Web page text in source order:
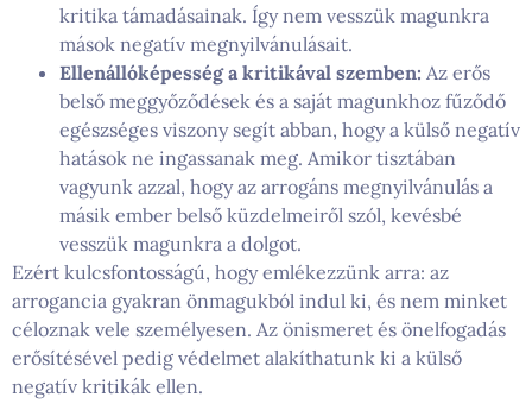
kritika támadásainak. Így nem vesszük magunkra
mások negatív megnyilvánulásait.
Ellenállóképesség a kritikával szemben: Az erős
belső meggyőződések és a saját magunkhoz fűződő
egészséges viszony segít abban, hogy a külső negatív
hatások ne ingassanak meg. Amikor tisztában
vagyunk azzal, hogy az arrogáns megnyilvánulás a
másik ember belső küzdelmeiről szól, kevésbé
vesszük magunkra a dolgot.
Ezért kulcsfontosságú, hogy emlékezzünk arra: az
arrogancia gyakran önmagukból indul ki, és nem minket
céloznak vele személyesen. Az önismeret és önelfogadás
erősítésével pedig védelmet alakíthatunk ki a külső
negatív kritikák ellen.